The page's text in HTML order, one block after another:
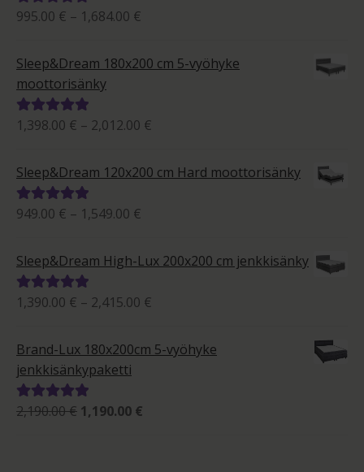
Arvostelu
5.00
/ 5
995.00 € – 1,684.00 €
-
1,684.00 €
Sleep&Dream 180x200 cm 5-vyöhyke
moottorisänky
Arvostelu
5.00
/ 5
1,398.00 € – 2,012.00 €
-
Sleep&Dream 120x200 cm Hard moottorisänky
Arvostelu
5.00
/ 5
949.00 € – 1,549.00 €
Sleep&Dream High-Lux 200x200 cm jenkkisänky
Arvostelu
1,390.00 € – 2,415.00 €
-
2,415.00 €
Brand-Lux 180x200cm 5-vyöhyke
jenkkisänkypaketti
Arvostelu
2,190.00€ Alkuperäinen
1,190.00 €